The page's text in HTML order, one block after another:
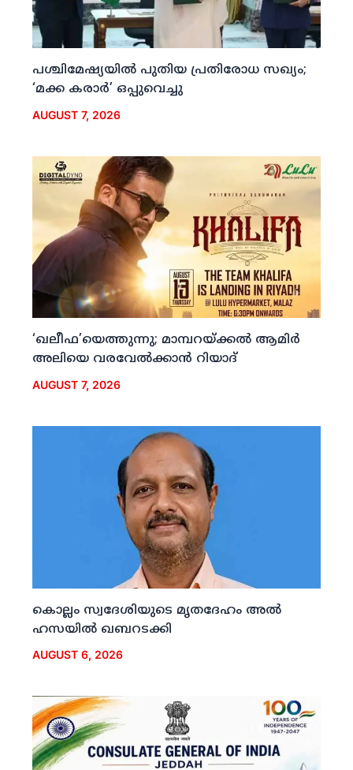
പശ്ചിമേഷ്യയില്‍ പുതിയ പ്രതിരോധ സഖ്യം;
‘മക്ക കരാര്‍’ ഒപ്പുവെച്ചു
AUGUST 7, 2026
‘ഖലീഫ’യെത്തുന്നു; മാമ്പറയ്ക്കല്‍ ആമിര്‍
അലിയെ വരവേല്‍ക്കാന്‍ റിയാദ്
AUGUST 7, 2026
കൊല്ലം സ്വദേശിയുടെ മൃതദേഹം അല്‍
ഹസയില്‍ ഖബറടക്കി
AUGUST 6, 2026